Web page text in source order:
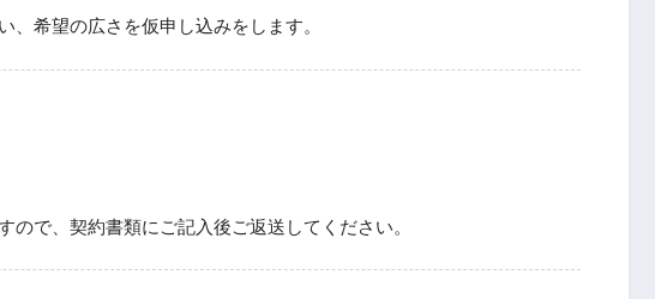
、希望の広さを仮申し込みをします。
ので、契約書類にご記入後ご返送してください。